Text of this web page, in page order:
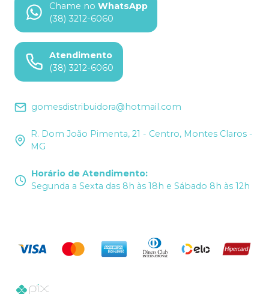
Chame no WhatsApp
(38) 3212-6060
Atendimento
(38) 3212-6060
gomesdistribuidora@hotmail.com
R. Dom João Pimenta, 21 - Centro, Montes Claros -
MG
Horário de Atendimento:
Segunda a Sexta das 8h às 18h e Sábado 8h às 12h